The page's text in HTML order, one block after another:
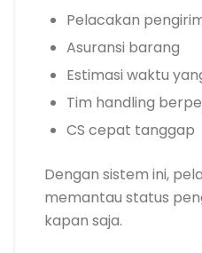
Pelacakan
Asuransi barang
Estimasi waktu
Tim handling
CS cepat tanggap
Dengan sistem ini,
memantau status
kapan saja.